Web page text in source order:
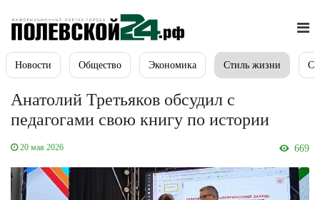
Новости Общество Экономика Стиль жизни
Анатолий Третьяков обсудил с
педагогами свою книгу по истории
20 мая 2026 669